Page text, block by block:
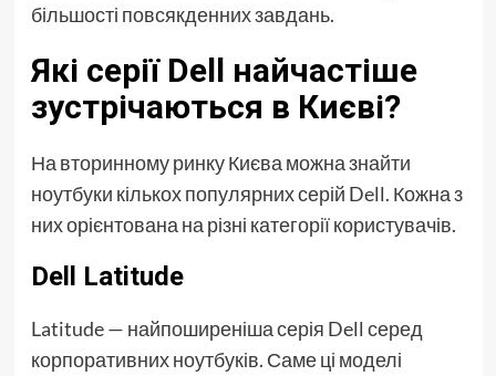
більшості повсякденних завдань.
Які серії Dell найчастіше
зустрічаються в Києві?
На вторинному ринку Києва можна знайти
ноутбуки кількох популярних серій Dell. Кожна з
них орієнтована на різні категорії користувачів.
Dell Latitude
Latitude — найпоширеніша серія Dell серед
корпоративних ноутбуків. Саме ці моделі